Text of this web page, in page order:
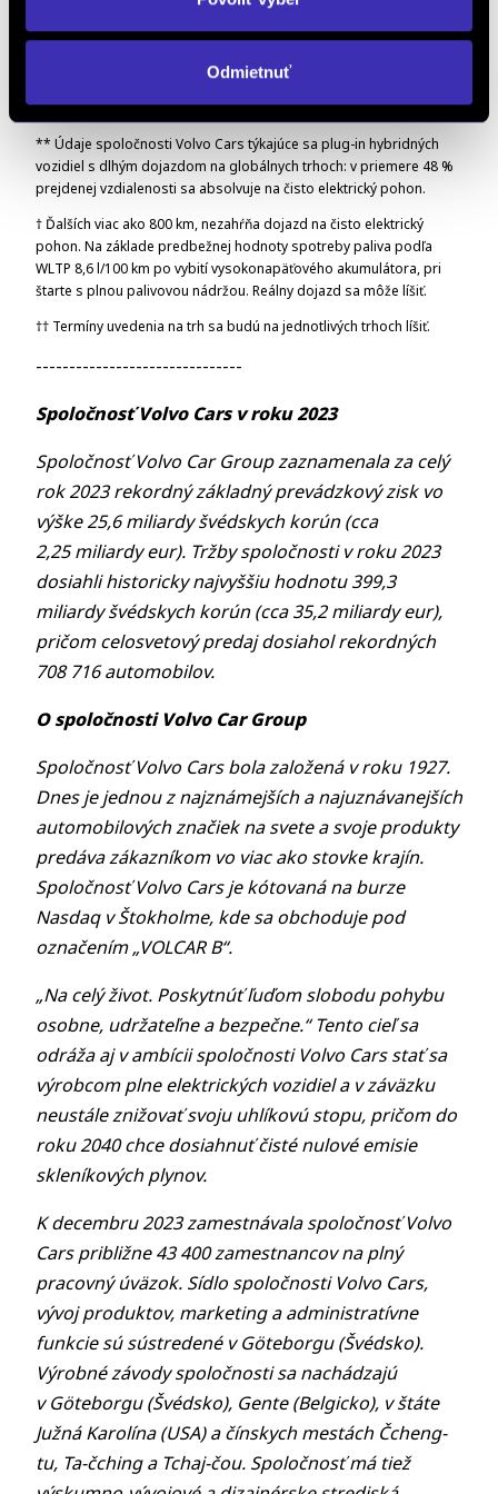
Odmietnuť
* Dojazd podľa realistického jazdného cyklu WLTP pri riadených
podmienkach pre nové vozidlo. Reálny dojazd sa môže líšiť. Údaje
vozidla.
** Údaje spoločnosti Volvo Cars týkajúce sa plug-in hybridných
vozidiel s dlhým dojazdom na globálnych trhoch: v priemere 48 %
prejdenej vzdialenosti sa absolvuje na čisto elektrický pohon.
† Ďalších viac ako 800 km, nezahŕňa dojazd na čisto elektrický
pohon. Na základe predbežnej hodnoty spotreby paliva podľa
WLTP 8,6 l/100 km po vybití vysokonapäťového akumulátora, pri
štarte s plnou palivovou nádržou. Reálny dojazd sa môže líšiť.
†† Termíny uvedenia na trh sa budú na jednotlivých trhoch líšiť.
-------------------------------
Spoločnosť Volvo Cars v roku 2023
Spoločnosť Volvo Car Group zaznamenalaza celý
rok 2023 rekordný základnýprevádzkový zisk vo
výške25,6 miliardy švédskych korún (cca
2,25 miliardy eur). Tržby spoločnosti v roku2023
dosiahlihistoricky najvyššiu hodnotu 399,3
miliardy švédskych korún (cca 35,2 miliardy eur),
pričom celosvetový predaj dosiahol rekordných
708 716 automobilov.
O spoločnostiVolvo Car Group
Spoločnosť Volvo Cars bola založená v roku 1927.
Dnes je jednou z najznámejších a najuznávanejších
automobilových značiek na svetea svoje produkty
predáva zákazníkom vo viac ako stovke krajín.
Spoločnosť Volvo Cars je kótovaná na burze
Nasdaq v Štokholme, kde sa obchoduje pod
označením „VOLCAR B“.
„Na celý život. Poskytnúť ľuďom slobodu pohybu
osobne, udržateľne a bezpečne.“ Tento cieľsa
odráža aj v ambícii spoločnosti Volvo Carsstať sa
výrobcom plne elektrických vozidiel a v záväzku
neustále znižovať svoju uhlíkovú stopu, pričom do
roku 2040 chce dosiahnuťčisté nulové emisie
skleníkových plynov.
K decembru 2023 zamestnávala spoločnosť Volvo
Cars približne43 400zamestnancov na plný
pracovný úväzok. Sídlo spoločnosti Volvo Cars,
vývoj produktov, marketing a administratívne
funkcie sú sústredené v Göteborgu (Švédsko).
Výrobné závody spoločnosti sa nachádzajú
v Göteborgu (Švédsko), Gente (Belgicko), v štáte
Južná Karolína (USA) a čínskych mestách Čcheng-
tu, Ta-čching a Tchaj-čou. Spoločnosť má tiež